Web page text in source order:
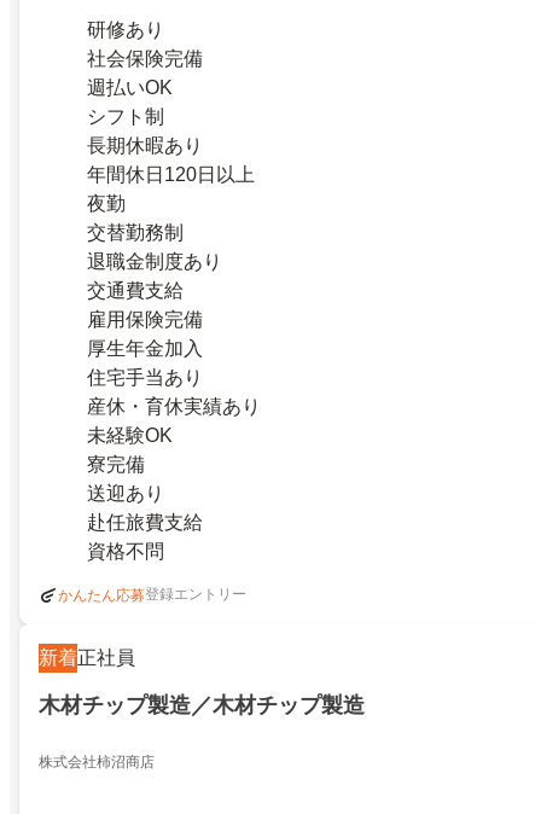
研修あり
社会保険完備
週払いOK
シフト制
長期休暇あり
年間休日120日以上
夜勤
交替勤務制
退職金制度あり
交通費支給
雇用保険完備
厚生年金加入
住宅手当あり
産休・育休実績あり
未経験OK
寮完備
送迎あり
赴任旅費支給
資格不問
かんたん応募登録エントリー
新着正社員
木材チップ製造／木材チップ製造
株式会社柿沼商店